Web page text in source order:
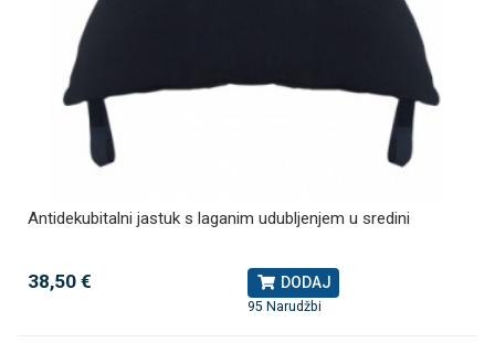
Antidekubitalni jastuk s laganim udubljenjem u sredini
38,50 € DODAJ
95 Narudžbi